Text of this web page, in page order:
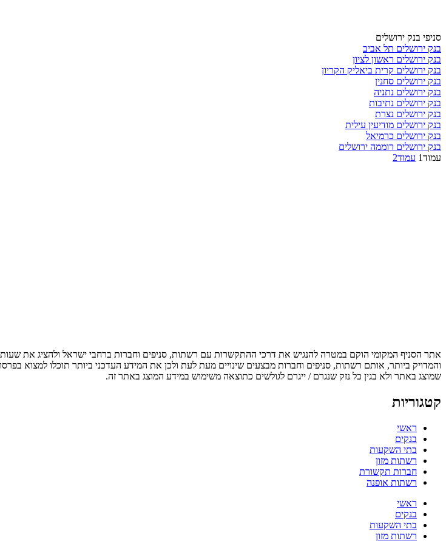
סניפי בנק ירושלים
בנק ירושלים תל אביב
בנק ירושלים ראשון לציון
בנק ירושלים קרית ביאליק הקריון
בנק ירושלים סחנין
בנק ירושלים נתניה
בנק ירושלים נתיבות
בנק ירושלים נצרת
בנק ירושלים מודיעין עילית
בנק ירושלים כרמיאל
בנק ירושלים רוממה ירושלים
עמוד1 עמוד2
אתר הסניף המקומי הוקם במטרה להנגיש את דרכי ההתקשרות עם רשתות, סניפים וחברות ברחבי ישראל ולהציג את
והמדויק ביותר, אותם רשתות, סניפים וחברות מבצעים שינויים מעת לעת ולכן את המידע העדכני ביותר תוכלו למצוא
שמוצג באתר ולא בגין כל נזק שנגרם / ייגרם לגולשים כתוצאה משימוש במידע המוצג באתר זה.
קטגוריות
ראשי
בנקים
בתי השקעות
רשתות מזון
חברות תקשורת
רשתות אופנה
ראשי
בנקים
בתי השקעות
רשתות מזון